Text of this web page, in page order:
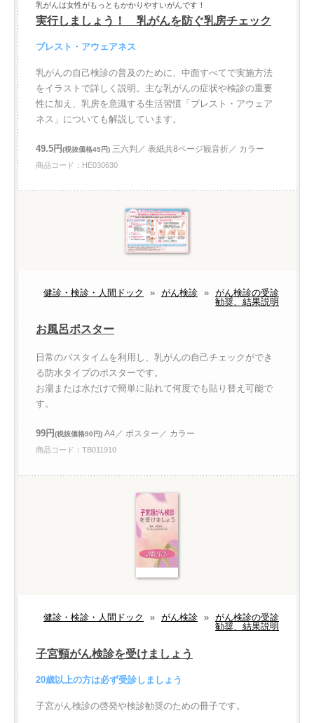
乳がんは女性がもっともかかりやすいがんです！
実行しましょう！ 乳がんを防ぐ乳房チェック
ブレスト・アウェアネス
乳がんの自己検診の普及のために、中面すべてで実施方法
をイラストで詳しく説明。主な乳がんの症状や検診の重要
性に加え、乳房を意識する生活習慣「ブレスト・アウェア
ネス」についても解説しています。
49.5円(税抜価格45円) 三六判／ 表紙共8ページ観音折／ カラー
商品コード：HE030630
健診・検診・人間ドック » がん検診 » がん検診の受診
勧奨、結果説明
お風呂ポスター
日常のバスタイムを利用し、乳がんの自己チェックができ
る防水タイプのポスターです。
お湯または水だけで簡単に貼れて何度でも貼り替え可能で
す。
99円(税抜価格90円) A4／ ポスター／ カラー
商品コード：TB011910
健診・検診・人間ドック » がん検診 » がん検診の受診
勧奨、結果説明
子宮頸がん検診を受けましょう
20歳以上の方は必ず受診しましょう
子宮がん検診の啓発や検診勧奨のための冊子です。